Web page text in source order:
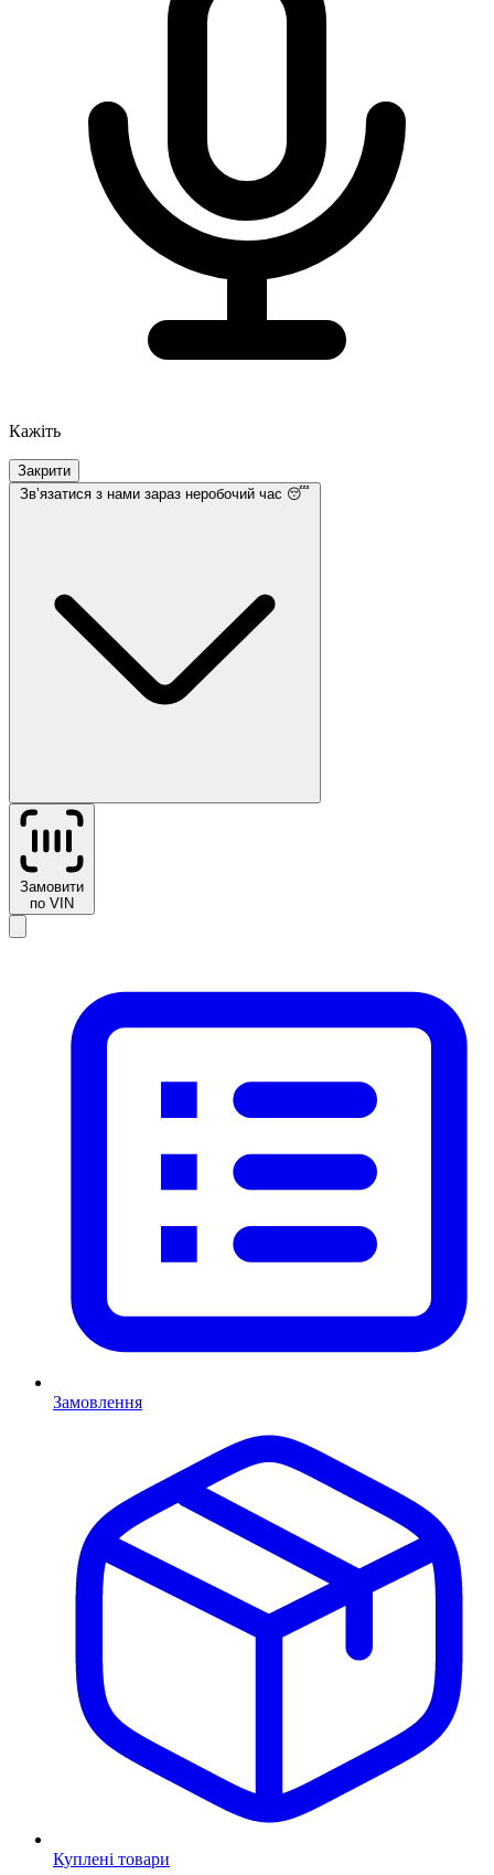
Кажіть
Закрити
Звʼязатися з нами зараз неробочий час 😴
Замовити
по VIN
Замовлення
Куплені товари